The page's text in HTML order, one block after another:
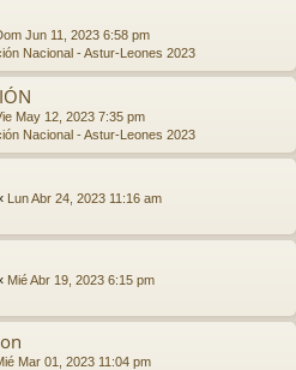
Jun 11, 2023 6:58 pm
Nacional - Astur-Leones 2023
May 12, 2023 7:35 pm
Nacional - Astur-Leones 2023
Lun Abr 24, 2023 11:16 am
Mié Abr 19, 2023 6:15 pm
Mar 01, 2023 11:04 pm